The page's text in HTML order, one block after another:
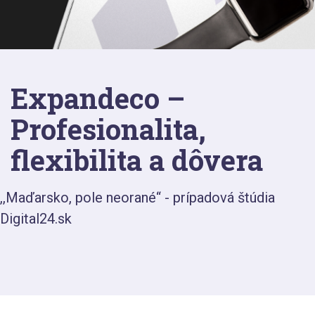
Expandeco –
Profesionalita,
flexibilita a dôvera
,,Maďarsko, pole neorané“ - prípadová štúdia
Digital24.sk